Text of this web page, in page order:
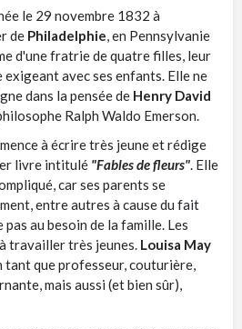
le 29 novembre 1832 à
de Philadelphie , en Pennsylvanie
d'une fratrie de quatre filles, leur
avec ses enfants. Elle ne
dans la pensée de Henry David
Ralph Waldo Emerson.
à écrire très jeune et rédige
livre intitulé "Fables de fleurs" . Elle
car ses parents se
entre autres à cause du fait
pas au besoin de la famille. Les
travailler très jeunes. Louisa May
tant que professeur, couturière,
mais aussi (et bien sûr),